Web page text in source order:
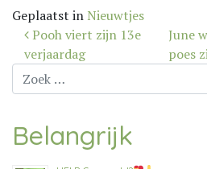
Geplaatst in Nieuwtjes
Bericht
navigatie
Pooh viert zijn 13e
verjaardag
June
poes
Zoek
naar:
Belangrijk